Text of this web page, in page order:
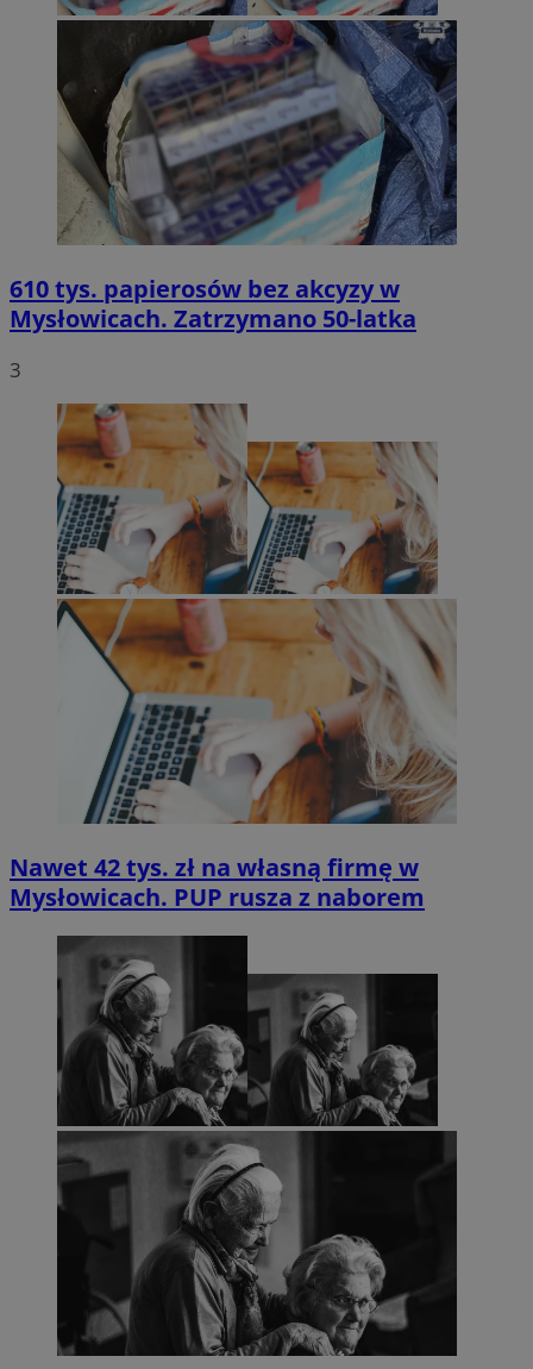
610 tys. papierosów bez akcyzy w
Mysłowicach. Zatrzymano 50-latka
3
Nawet 42 tys. zł na własną firmę w
Mysłowicach. PUP rusza z naborem